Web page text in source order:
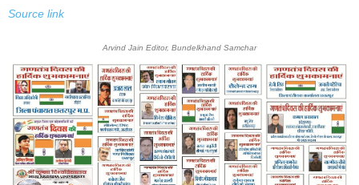
Source link
Arvind Jain Editor, Bundelkhand Samchar